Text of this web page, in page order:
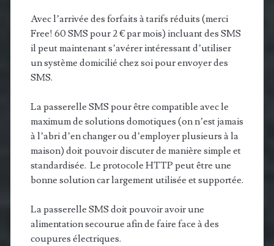
Avec l’arrivée des forfaits à tarifs réduits (merci
Free! 60 SMS pour 2 € par mois) incluant des SMS
il peut maintenant s’avérer intéressant d’utiliser
un système domicilié chez soi pour envoyer des
SMS.
La passerelle SMS pour être compatible avec le
maximum de solutions domotiques (on n’est jamais
à l’abri d’en changer ou d’employer plusieurs à la
maison) doit pouvoir discuter de manière simple et
standardisée. Le protocole HTTP peut être une
bonne solution car largement utilisée et supportée.
La passerelle SMS doit pouvoir avoir une
alimentation secourue afin de faire face à des
coupures électriques.